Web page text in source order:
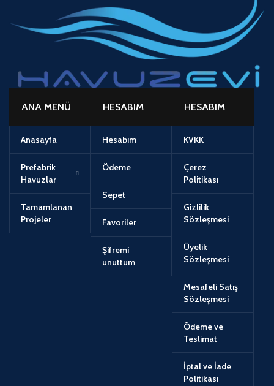
ANA MENÜ
Anasayfa
Prefabrik
Havuzlar
Tamamlanan
Projeler
HESABIM
Hesabım
Ödeme
Sepet
Favoriler
Şifremi
unuttum
HESABIM
KVKK
Çerez
Politikası
Gizlilik
Sözleşmesi
Üyelik
Sözleşmesi
Mesafeli Satış
Sözleşmesi
Ödeme ve
Teslimat
İptal ve İade
Politikası